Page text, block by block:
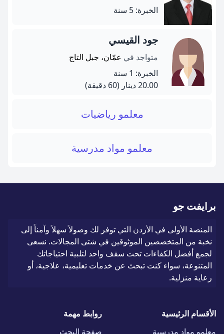
الخبرة: 5 سنة
جود القيسي
متواجد في عمّان، جبل التاج
الخبرة: 1 سنة
20.00 دينار
(60 دقيقة)
معلمو رياضيات
معلمو مواد مدرسية
برايفت جو
المنصة الأولى في الأردن التي توفر لك وصولاً سهلاً وآمناً إلى
نخبة من المتخصصين الموثوقين في شتى المجالات. نسعى
لجمع أفضل الكفاءات تحت سقف واحد لتلبية احتياجاتك
المتنوعة، سواء كنت تبحث عن خدمات تعليمية، علاجية، أو
رعاية منزلية.
الأقسام الرئيسية
معلمو مواد مدرسية
روابط مهمة
صفحة البحث